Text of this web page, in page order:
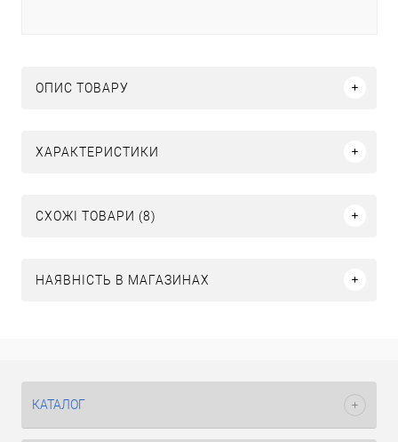
ОПИС ТОВАРУ
ХАРАКТЕРИСТИКИ
СХОЖІ ТОВАРИ (8)
НАЯВНІСТЬ В МАГАЗИНАХ
КАТАЛОГ